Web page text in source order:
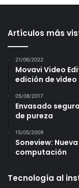
Artículos más
21/06/2022
Movavi Video
edición de vídeo
05/08/2017
Envasado
de pureza
15/05/2009
Soneview:
computación
Tecnología al